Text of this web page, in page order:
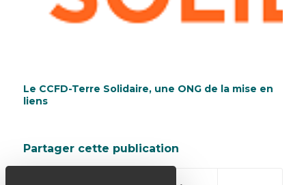
Le CCFD-Terre Solidaire, une ONG de la mise en
liens
Partager cette publication